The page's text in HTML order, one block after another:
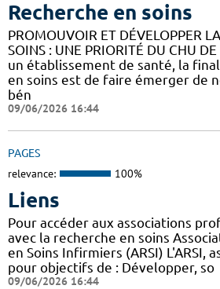
Recherche en soins
PROMOUVOIR ET DÉVELOPPER
SOINS : UNE PRIORITÉ DU CHU
un établissement de santé, la
en soins est de faire émerger de
bén
09/06/2026 16:44
PAGES
relevance: 100%
Liens
Pour accéder aux associations
avec la recherche en soins
en Soins Infirmiers (ARSI) L'ARSI,
pour objectifs de : Développer, so
09/06/2026 16:44